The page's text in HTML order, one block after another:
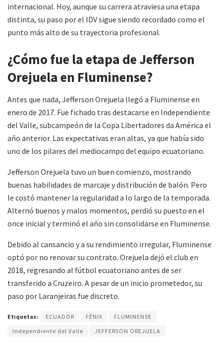
internacional. Hoy, aunque su carrera atraviesa una etapa
distinta, su paso por el IDV sigue siendo recordado como el
punto más alto de su trayectoria profesional.
¿Cómo fue la etapa de Jefferson
Orejuela en Fluminense?
Antes que nada, Jefferson Orejuela llegó a Fluminense en
enero de 2017. Fue fichado tras destacarse en Independiente
del Valle, subcampeón de la Copa Libertadores da América el
año anterior. Las expectativas eran altas, ya que había sido
uno de los pilares del mediocampo del equipo ecuatoriano.
Jefferson Orejuela tuvo un buen comienzo, mostrando
buenas habilidades de marcaje y distribución de balón. Pero
le costó mantener la regularidad a lo largo de la temporada.
Alternó buenos y malos momentos, perdió su puesto en el
once inicial y terminó el año sin consolidarse en Fluminense.
Debido al cansancio y a su rendimiento irregular, Fluminense
optó por no renovar su contrato. Orejuela dejó el club en
2018, regresando al fútbol ecuatoriano antes de ser
transferido a Cruzeiro. A pesar de un inicio prometedor, su
paso por Laranjeiras fue discreto.
Etiquetas: ECUADOR FÉNIX
FLUMINENSE
Independiente del Valle
JEFFERSON OREJUELA